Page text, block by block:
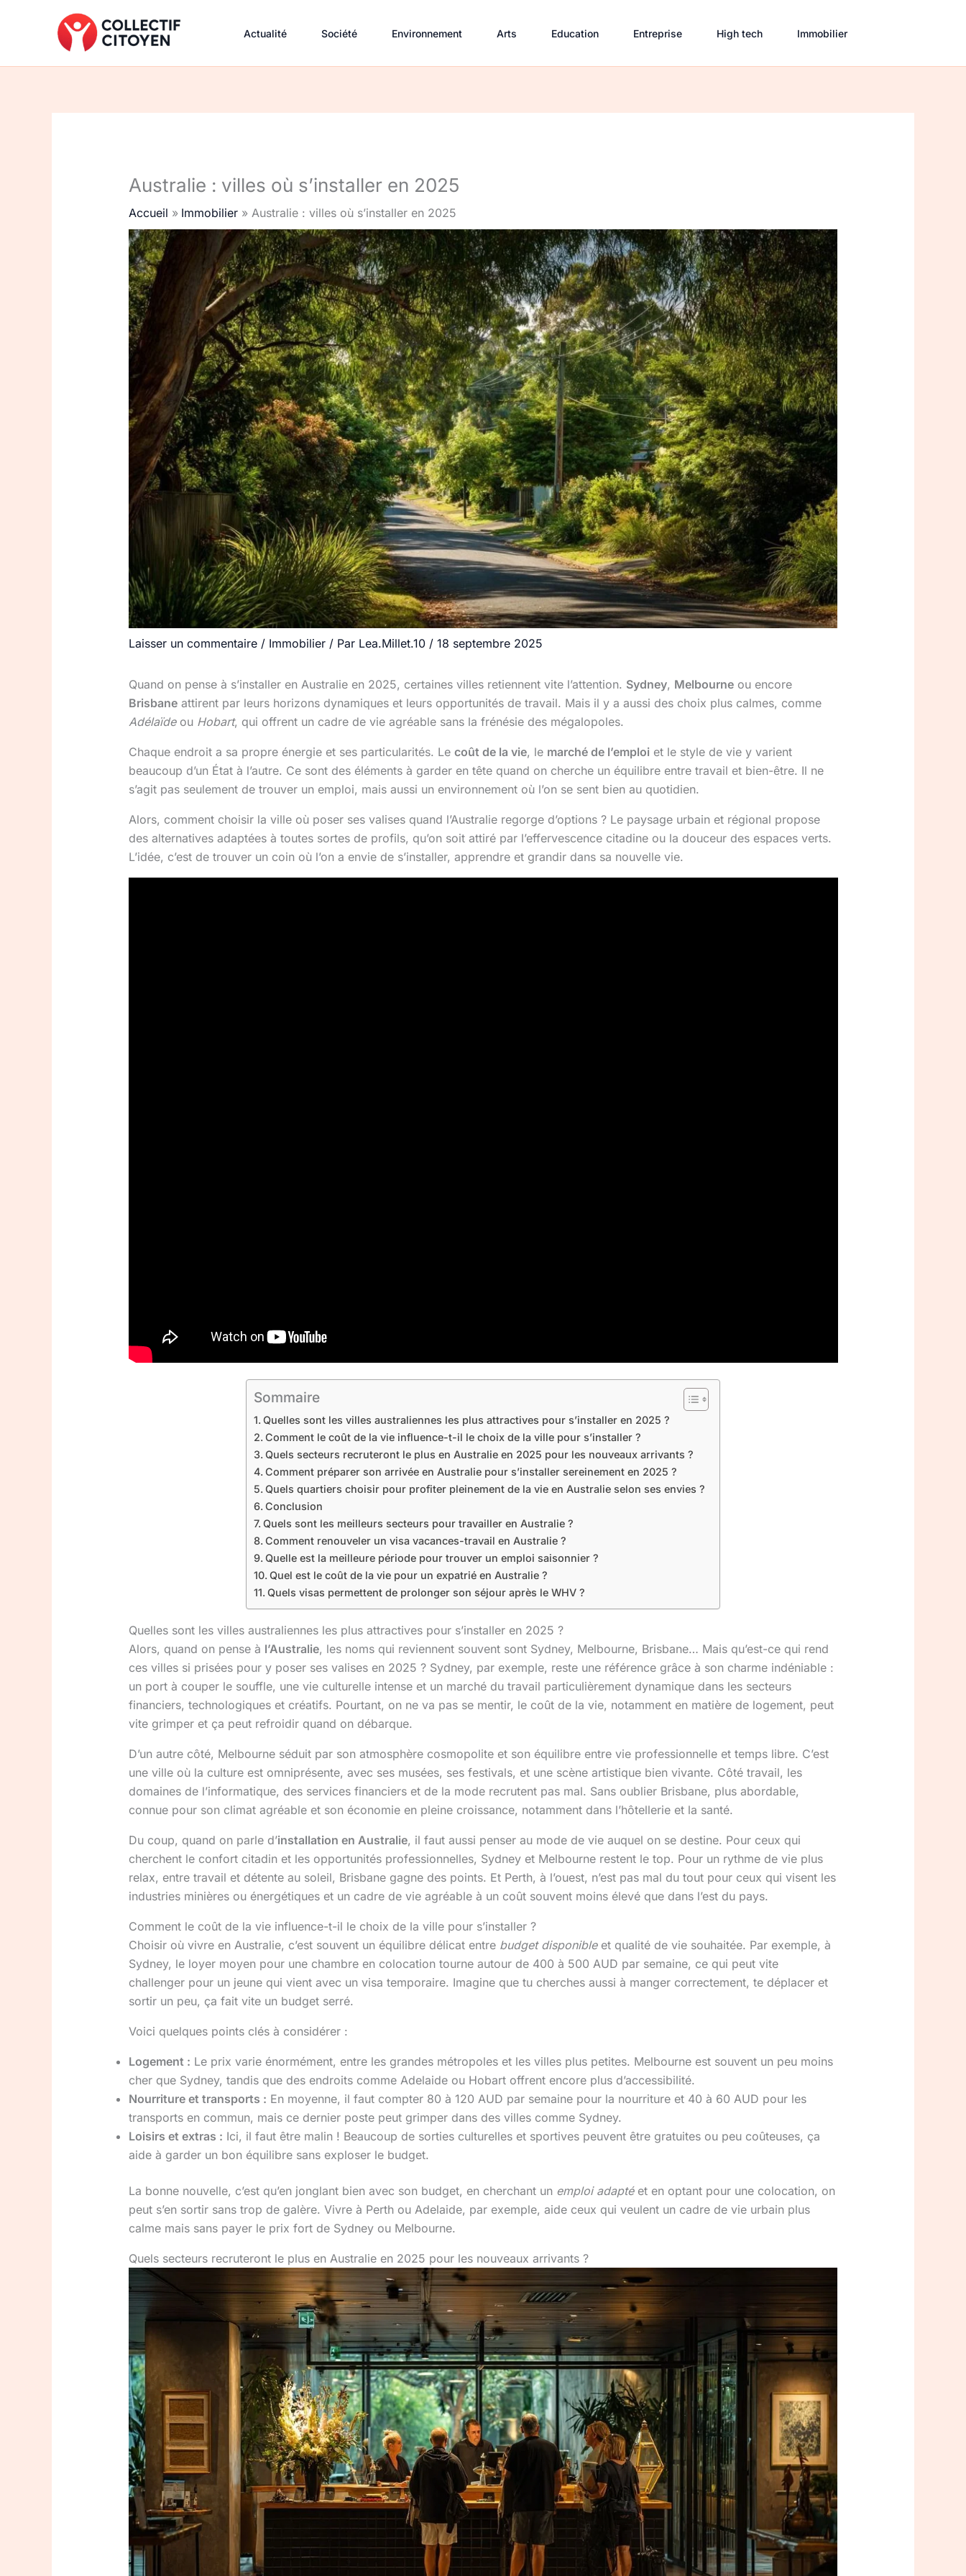
Actualité Société Environnement Arts Education Entreprise High tech Immobilier
Australie : villes où s’installer en 2025
Accueil Immobilier Australie : villes où s’installer en 2025
Laisser un commentaire / Immobilier/ Par Lea.Millet.10 / 18 septembre 2025
Quand on pense à s’installer en Australie en 2025, certaines villes retiennent vite l’attention. Sydney, Melbourneou encore
Brisbaneattirent par leurs horizons dynamiques et leurs opportunités de travail. Mais il y a aussi des choix plus calmes, comme
Adélaïdeou Hobart, qui offrent un cadre de vie agréable sans la frénésie des mégalopoles.
Chaque endroit a sa propre énergie et ses particularités. Le coût de la vie, le marché de l’emploi et le style de vie y varient
beaucoup d’un État à l’autre. Ce sont des éléments à garder en tête quand on cherche un équilibre entre travail et bien-être. Il ne
s’agit pas seulement de trouver un emploi, mais aussi un environnement où l’on se sent bien au quotidien.
Alors, comment choisir la ville où poser ses valises quand l’Australie regorge d’options ? Le paysage urbain et régional propose
des alternatives adaptées à toutes sortes de profils, qu’on soit attiré par l’effervescence citadine ou la douceur des espaces verts.
L’idée, c’est de trouver un coin où l’on a envie de s’installer, apprendre et grandir dans sa nouvelle vie.
Sommaire
Quelles sont les villes australiennes les plus attractives pour s’installer en 2025 ?
Comment le coût de la vie influence-t-il le choix de la ville pour s’installer ?
Quels secteurs recruteront le plus en Australie en 2025 pour les nouveaux arrivants ?
Comment préparer son arrivée en Australie pour s’installer sereinement en 2025 ?
Quels quartiers choisir pour profiter pleinement de la vie en Australie selon ses envies ?
Conclusion
Quels sont les meilleurs secteurs pour travailler en Australie ?
Comment renouveler un visa vacances-travail en Australie ?
Quelle est la meilleure période pour trouver un emploi saisonnier ?
Quel est le coût de la vie pour un expatrié en Australie ?
Quels visas permettent de prolonger son séjour après le WHV ?
Quelles sont les villes australiennes les plus attractives pour s’installer en 2025 ?
Alors, quand on pense à l’Australie, les noms qui reviennent souvent sont Sydney, Melbourne, Brisbane… Mais qu’est-ce qui rend
ces villes si prisées pour y poser ses valises en 2025 ? Sydney, par exemple, reste une référence grâce à son charme indéniable :
un port à couper le souffle, une vie culturelle intense et un marché du travail particulièrement dynamique dans les secteurs
financiers, technologiques et créatifs. Pourtant, on ne va pas se mentir, le coût de la vie, notamment en matière de logement, peut
vite grimper et ça peut refroidir quand on débarque.
D’un autre côté, Melbourne séduit par son atmosphère cosmopolite et son équilibre entre vie professionnelle et temps libre. C’est
une ville où la culture est omniprésente, avec ses musées, ses festivals, et une scène artistique bien vivante. Côté travail, les
domaines de l’informatique, des services financiers et de la mode recrutent pas mal. Sans oublier Brisbane, plus abordable,
connue pour son climat agréable et son économie en pleine croissance, notamment dans l’hôtellerie et la santé.
Du coup, quand on parle d’installation en Australie, il faut aussi penser au mode de vie auquel on se destine. Pour ceux qui
cherchent le confort citadin et les opportunités professionnelles, Sydney et Melbourne restent le top. Pour un rythme de vie plus
relax, entre travail et détente au soleil, Brisbane gagne des points. Et Perth, à l’ouest, n’est pas mal du tout pour ceux qui visent les
industries minières ou énergétiques et un cadre de vie agréable à un coût souvent moins élevé que dans l’est du pays.
Comment le coût de la vie influence-t-il le choix de la ville pour s’installer ?
Choisir où vivre en Australie, c’est souvent un équilibre délicat entre budget disponibleet qualité de vie souhaitée. Par exemple, à
Sydney, le loyer moyen pour une chambre en colocation tourne autour de 400 à 500 AUD par semaine, ce qui peut vite
challenger pour un jeune qui vient avec un visa temporaire. Imagine que tu cherches aussi à manger correctement, te déplacer et
sortir un peu, ça fait vite un budget serré.
Voici quelques points clés à considérer :
Logement : Le prix varie énormément, entre les grandes métropoles et les villes plus petites. Melbourne est souvent un peu moins
cher que Sydney, tandis que des endroits comme Adelaide ou Hobart offrent encore plus d’accessibilité.
Nourriture et transports : En moyenne, il faut compter 80 à 120 AUD par semaine pour la nourriture et 40 à 60 AUD pour les
transports en commun, mais ce dernier poste peut grimper dans des villes comme Sydney.
Loisirs et extras : Ici, il faut être malin ! Beaucoup de sorties culturelles et sportives peuvent être gratuites ou peu coûteuses, ça
aide à garder un bon équilibre sans exploser le budget.
La bonne nouvelle, c’est qu’en jonglant bien avec son budget, en cherchant un emploi adaptéet en optant pour une colocation, on
peut s’en sortir sans trop de galère. Vivre à Perth ou Adelaide, par exemple, aide ceux qui veulent un cadre de vie urbain plus
calme mais sans payer le prix fort de Sydney ou Melbourne.
Quels secteurs recruteront le plus en Australie en 2025 pour les nouveaux arrivants ?